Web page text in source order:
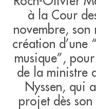
à la Cour
novembre,
création d’une
musique”,
de la ministre
Nyssen, qui
projet dès